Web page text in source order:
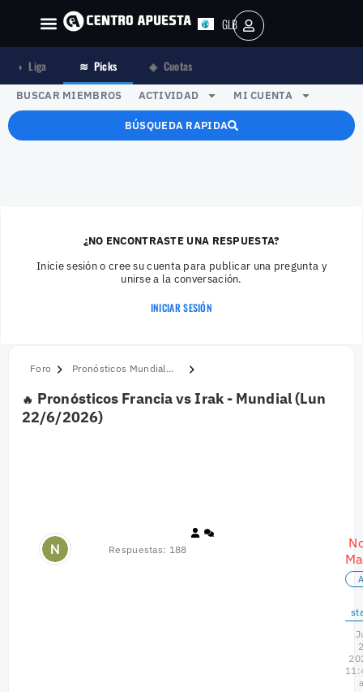
GLB
AR
◑ Liga ≋ Picks ◈ Cuotas
BUSCAR MIEMBROS ACTIVIDAD MI CUENTA
BÚSQUEDA RAPIDA
¿NO ENCONTRASTE UNA RESPUESTA?
Inicie sesión o cree su cuenta para publicar una pregunta y
unirse a la conversación.
INICIAR SESIÓN
Pronósticos Mundial...
Pronósticos Francia vs Irak - Mundial (Lun
22/6/2026)
Respuestas: 188